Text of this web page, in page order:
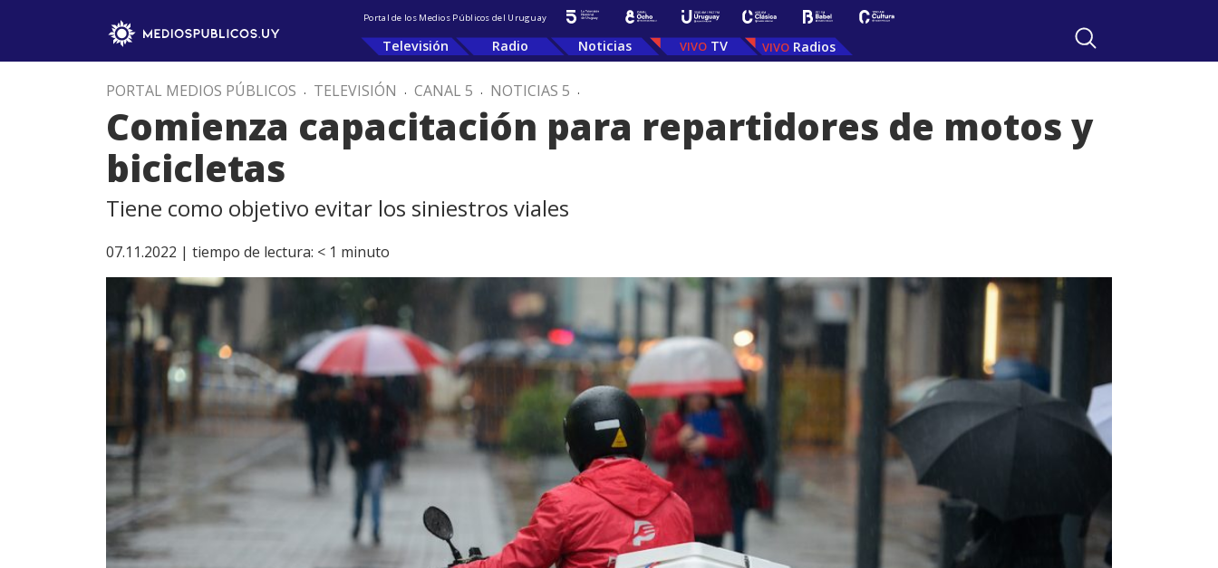
Portal de los Medios Públicos del Uruguay
Televisión Radio Noticias TV Radios
PORTAL MEDIOS PÚBLICOS . TELEVISIÓN . CANAL 5 . NOTICIAS 5 .
Comienza capacitación para repartidores de motos y
bicicletas
Tiene como objetivo evitar los siniestros viales
07.11.2022 | tiempo de lectura: < 1 minuto